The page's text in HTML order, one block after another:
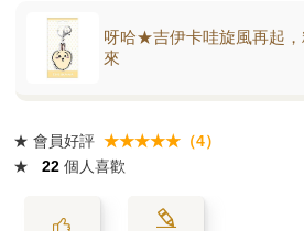
呀哈★吉伊卡哇旋風再起，
來
★ 會員好評 ★★★★★（4）
★
22 個人喜歡